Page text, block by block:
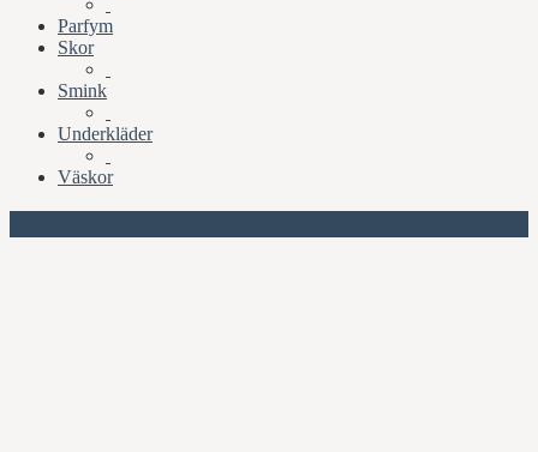
Parfym
Skor
Smink
Underkläder
Väskor